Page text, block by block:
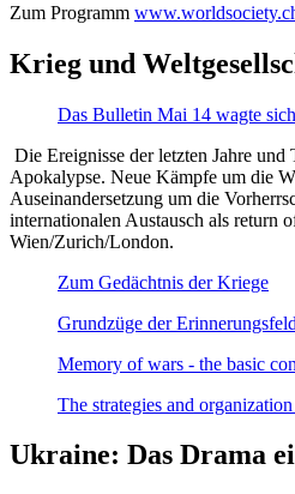
Zum Programm
Krieg und
Das Bulletin Mai 14 wagte
Die Ereignisse der letzten Jahre
Apokalypse. Neue Kämpfe um die
Auseinandersetzung um die
internationalen Austausch als return
Wien/Zurich/London.
Zum Gedächtnis der Kriege
Grundzüge der
Memory of wars - the basic
The strategies and
Ukraine: Das Drama